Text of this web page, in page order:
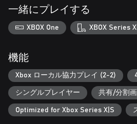
一緒にプレイする
XBOX One XBOX Series
機能
Xbox ローカル協力プレイ (2-2)
シングルプレイヤー 共有/分割
Optimized for Xbox Series X|S